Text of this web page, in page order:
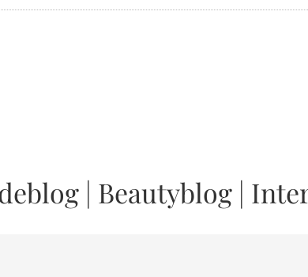
| Beautyblog |